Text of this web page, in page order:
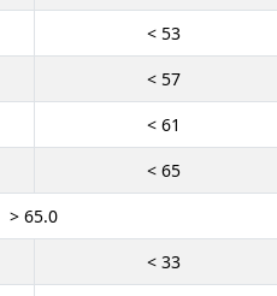
< 53
< 57
< 61
< 65
> 65.0
< 33